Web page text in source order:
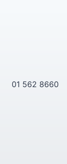
01 562 8660